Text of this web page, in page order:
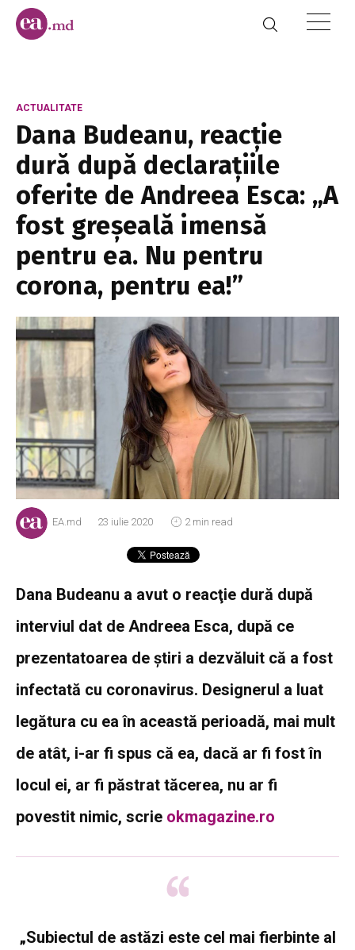
ACTUALITATE
Dana Budeanu, reacție
dură după declarațiile
oferite de Andreea Esca: „A
fost greşeală imensă
pentru ea. Nu pentru
corona, pentru ea!”
EA.md 23 iulie 2020 2 min read
Dana Budeanu a avut o reacţie dură după
interviul dat de Andreea Esca, după ce
prezentatoarea de ştiri a dezvăluit că a fost
infectată cu coronavirus. Designerul a luat
legătura cu ea în această perioadă, mai mult
de atât, i-ar fi spus că ea, dacă ar fi fost în
locul ei, ar fi păstrat tăcerea, nu ar fi
povestit nimic, scrie okmagazine.ro
„Subiectul de astăzi este cel mai fierbinte al